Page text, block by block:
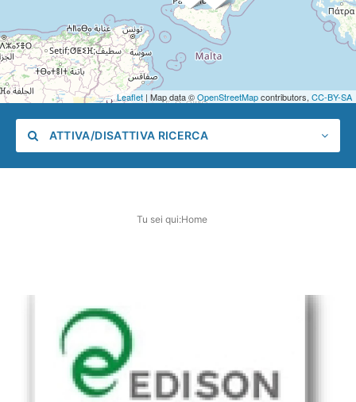
Leaflet | Map data ©OpenStreetMapcontributors, CC-BY-SA
ATTIVA/DISATTIVA RICERCA
Tu sei qui:Home